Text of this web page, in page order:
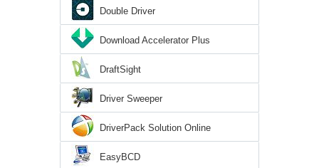
Double Driver
Download Accelerator Plus
DraftSight
Driver Sweeper
DriverPack Solution Online
EasyBCD